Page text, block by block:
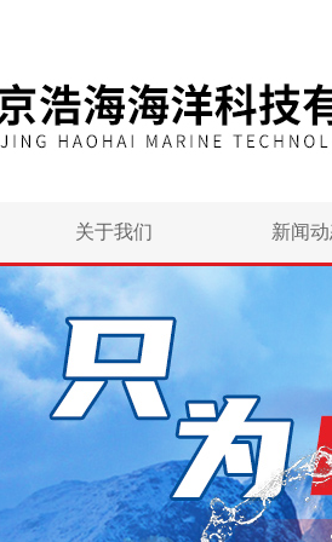
关于我们 新闻